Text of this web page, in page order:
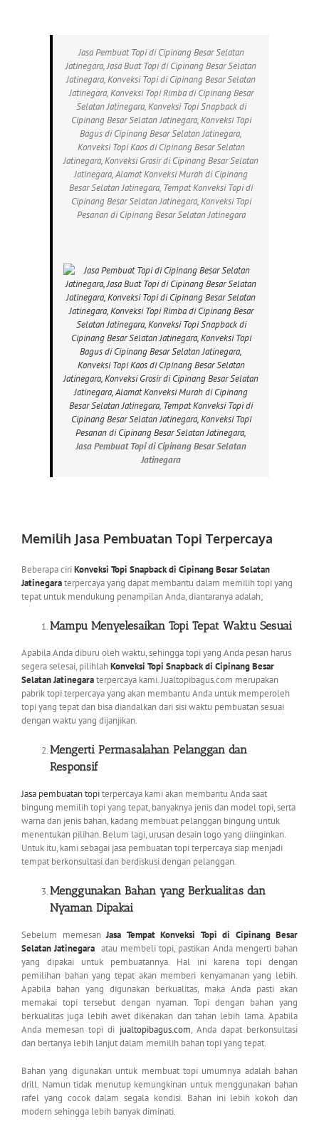
Jasa Pembuat Topi di Cipinang Besar Selatan
Jatinegara, Jasa Buat Topi di Cipinang Besar Selatan
Jatinegara, Konveksi Topi di Cipinang Besar Selatan
Jatinegara, Konveksi Topi Rimba di Cipinang Besar
Selatan Jatinegara, Konveksi Topi Snapback di
Cipinang Besar Selatan Jatinegara, Konveksi Topi
Bagus di Cipinang Besar Selatan Jatinegara,
Konveksi Topi Kaos di Cipinang Besar Selatan
Jatinegara, Konveksi Grosir di Cipinang Besar Selatan
Jatinegara, Alamat Konveksi Murah di Cipinang
Besar Selatan Jatinegara, Tempat Konveksi Topi di
Cipinang Besar Selatan Jatinegara, Konveksi Topi
Pesanan di Cipinang Besar Selatan Jatinegara
Jasa Pembuat Topi di Cipinang Besar Selatan
Jatinegara
Memilih Jasa Pembuatan Topi Terpercaya
Beberapa ciriKonveksi Topi Snapback di Cipinang Besar Selatan
Jatinegaraterpercaya yang dapat membantu dalam memilih topi yang
tepat untuk mendukung penampilan Anda, diantaranya adalah;
Mampu Menyelesaikan Topi Tepat Waktu Sesuai
Apabila Anda diburu oleh waktu, sehingga topi yang Anda pesan harus
segera selesai, pilihlahKonveksi Topi Snapback di Cipinang Besar
Selatan Jatinegaraterpercaya kami. Jualtopibagus.com merupakan
pabrik topi terpercaya yang akan membantu Anda untuk memperoleh
topi yang tepat dan bisa diandalkan dari sisi waktu pembuatan sesuai
dengan waktu yang dijanjikan.
Mengerti Permasalahan Pelanggan dan
Responsif
Jasa pembuatan topiterpercaya kami akan membantu Anda saat
bingung memilih topi yang tepat, banyaknya jenis dan model topi, serta
warna dan jenis bahan, kadang membuat pelanggan bingung untuk
menentukan pilihan. Belum lagi, urusan desain logo yang diinginkan.
Untuk itu, kami sebagai jasa pembuatan topi terpercaya siap menjadi
tempat berkonsultasi dan berdiskusi dengan pelanggan.
Menggunakan Bahan yang Berkualitas dan
Nyaman Dipakai
Sebelum memesanJasa Tempat Konveksi Topi di Cipinang Besar
Selatan Jatinegara atau membeli topi, pastikan Anda mengerti bahan
yang dipakai untuk pembuatannya. Hal ini karena topi dengan
pemilihan bahan yang tepat akan memberi kenyamanan yang lebih.
Apabila bahan yang digunakan berkualitas, maka Anda pasti akan
memakai topi tersebut dengan nyaman. Topi dengan bahan yang
berkualitas juga lebih awet dikenakan dan tahan lebih lama. Apabila
Anda memesan topi di jualtopibagus.com, Anda dapat berkonsultasi
dan bertanya lebih lanjut dalam memilih bahan topi yang tepat.
Bahan yang digunakan untuk membuat topi umumnya adalah bahan
drill. Namun tidak menutup kemungkinan untuk menggunakan bahan
rafel yang cocok dalam segala kondisi. Bahan ini lebih kokoh dan
modern sehingga lebih banyak diminati.